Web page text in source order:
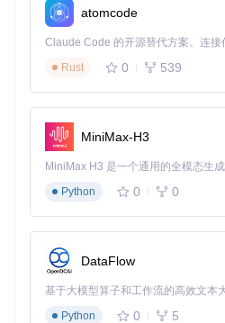
s-Plus的 IdType.ASSIGN_ID
现。
41位时间戳：精确到毫秒级，支
10位机器码：默认由服务器IP生
12位序列号：同一毫秒内可生
JeecgBoot中的实现代码
@ApiModelProperty(value
private
// 其他字段...
atomcode
Rust
0 539
MiniMax-H3
Python
0 0
DataFlow
基于大模型算子和工作流的高效文本
Python
0 5